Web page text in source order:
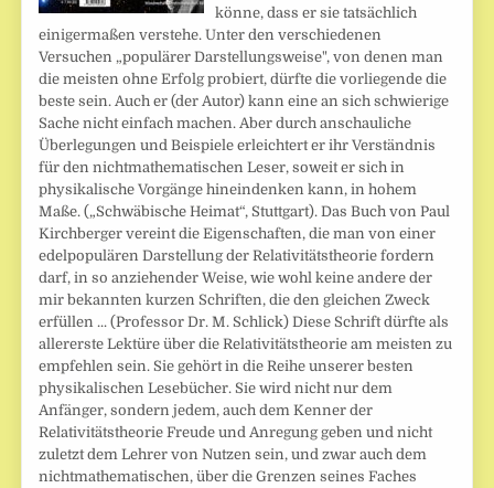
könne, dass er sie tatsächlich
einigermaßen verstehe. Unter den verschiedenen
Versuchen „populärer Darstellungsweise", von denen man
die meisten ohne Erfolg probiert, dürfte die vorliegende die
beste sein. Auch er (der Autor) kann eine an sich schwierige
Sache nicht einfach machen. Aber durch anschauliche
Überlegungen und Beispiele erleichtert er ihr Verständnis
für den nichtmathematischen Leser, soweit er sich in
physikalische Vorgänge hineindenken kann, in hohem
Maße. („Schwäbische Heimat“, Stuttgart). Das Buch von Paul
Kirchberger vereint die Eigenschaften, die man von einer
edelpopulären Darstellung der Relativitätstheorie fordern
darf, in so anziehender Weise, wie wohl keine andere der
mir bekannten kurzen Schriften, die den gleichen Zweck
erfüllen ... (Professor Dr. M. Schlick) Diese Schrift dürfte als
allererste Lektüre über die Relativitätstheorie am meisten zu
empfehlen sein. Sie gehört in die Reihe unserer besten
physikalischen Lesebücher. Sie wird nicht nur dem
Anfänger, sondern jedem, auch dem Kenner der
Relativitätstheorie Freude und Anregung geben und nicht
zuletzt dem Lehrer von Nutzen sein, und zwar auch dem
nichtmathematischen, über die Grenzen seines Faches